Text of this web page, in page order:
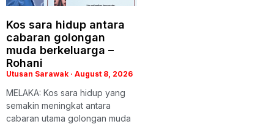
Kos sara hidup antara
cabaran golongan
muda berkeluarga –
Rohani
Utusan Sarawak August 8, 2026
MELAKA: Kos sara hidup yang
semakin meningkat antara
cabaran utama golongan muda